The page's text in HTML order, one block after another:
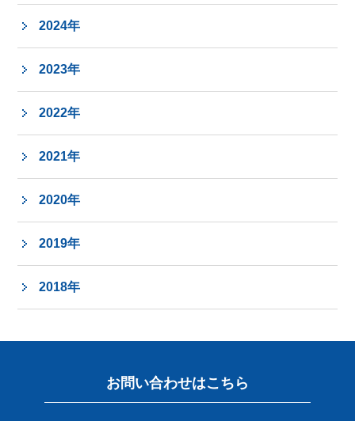
2024年
2023年
2022年
2021年
2020年
2019年
2018年
お問い合わせはこちら